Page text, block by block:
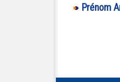
Prénom